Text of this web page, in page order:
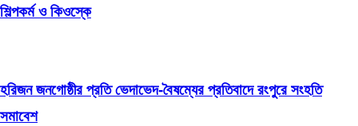
শিল্পকর্ম ও কিওস্কে
হরিজন জনগোষ্ঠীর প্রতি ভেদাভেদ-বৈষম্যের প্রতিবাদে রংপুরে সংহতি
সমাবেশ